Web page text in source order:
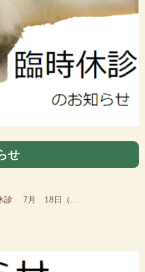
せ
7月 18日（...